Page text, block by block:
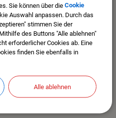
in Ihren Cookie
ANPASSEN
Sie können über die Cookie
Auswahl anpassen. Durch das
stimmen Sie der
des Buttons "Alle ablehnen"
erforderlicher Cookies ab. Eine
finden Sie ebenfalls in
Alle ablehnen